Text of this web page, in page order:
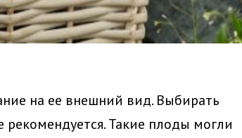
на ее внешний вид. Выбирать
Такие плоды могли